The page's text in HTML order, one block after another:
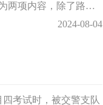
两项内容，除了路
量“车德”。2024-08-04
考试时，被交警支队